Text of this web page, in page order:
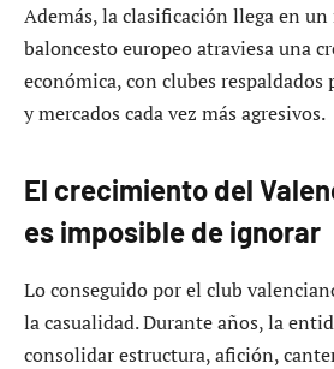
Además, la clasificación llega en
baloncesto europeo atraviesa una
económica, con clubes respaldados
y mercados cada vez más agresivos.
El crecimiento del
es imposible de ignorar
Lo conseguido por el club
la casualidad. Durante años, la
consolidar estructura, afición,